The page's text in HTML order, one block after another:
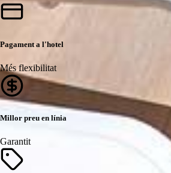
Pagament a l'hotel
Més flexibilitat
Millor preu en línia
Garantit